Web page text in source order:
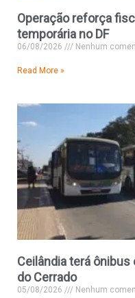
Operação reforça
temporária no DF
06/08/2026 Nenhum
Read More »
Ceilândia terá ônibus
do Cerrado
05/08/2026 Nenhum